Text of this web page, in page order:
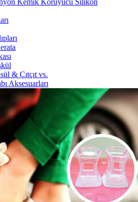
Kemik Koruyucu Silikon
& Çıtçıt vs.
Aksesuarları